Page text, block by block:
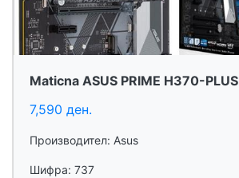
Maticna ASUS PRIME H370-PLUS
7,590 ден.
Производител: Asus
Шифра: 737